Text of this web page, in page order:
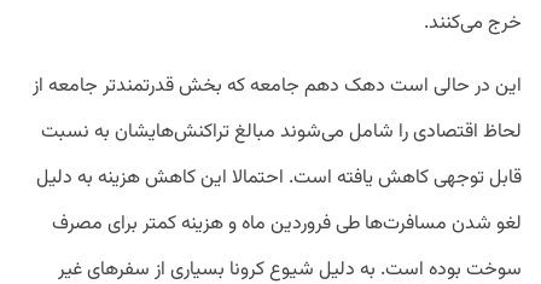
خرج می‌کنند.
این در حالی است دهک دهم جامعه که بخش قدرتمندتر جامعه از
لحاظ اقتصادی را شامل می‌شوند مبالغ تراکنش‌هایشان به نسبت
قابل توجهی کاهش یافته است. احتمالا این کاهش هزینه به دلیل
لغو شدن مسافرت‌ها طی فروردین ماه و هزینه کمتر برای مصرف
سوخت بوده است. به دلیل شیوع کرونا بسیاری از سفرهای غیر